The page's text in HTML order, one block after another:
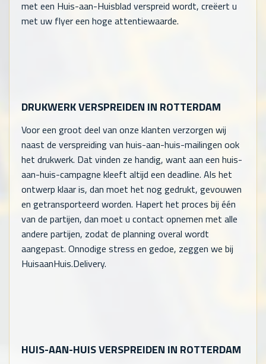
met een Huis-aan-Huisblad verspreid wordt, creëert u
met uw flyer een hoge attentiewaarde.
DRUKWERK VERSPREIDEN IN ROTTERDAM
Voor een groot deel van onze klanten verzorgen wij
naast de verspreiding van huis-aan-huis-mailingen ook
het drukwerk. Dat vinden ze handig, want aan een huis-
aan-huis-campagne kleeft altijd een deadline. Als het
ontwerp klaar is, dan moet het nog gedrukt, gevouwen
en getransporteerd worden. Hapert het proces bij één
van de partijen, dan moet u contact opnemen met alle
andere partijen, zodat de planning overal wordt
aangepast. Onnodige stress en gedoe, zeggen we bij
HuisaanHuis.Delivery.
HUIS-AAN-HUIS VERSPREIDEN IN ROTTERDAM